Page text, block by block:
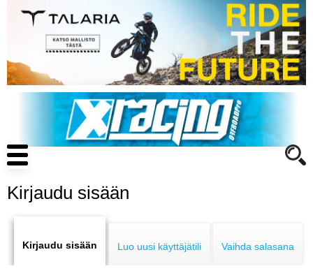
pääsisältöön
Main
navigation
ENDURO
Kirjaudu sisään
tabs
Kirjaudu sisään Luo uusi käyttäjätili Vaihda salasana